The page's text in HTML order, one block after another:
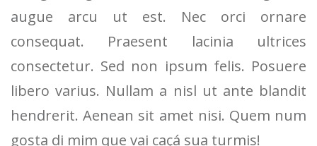
augue arcu ut est. Nec orci ornare
consequat. Praesent lacinia ultrices
consectetur. Sed non ipsum felis. Posuere
libero varius. Nullam a nisl ut ante blandit
hendrerit. Aenean sit amet nisi. Quem num
gosta di mim que vai caçá sua turmis!